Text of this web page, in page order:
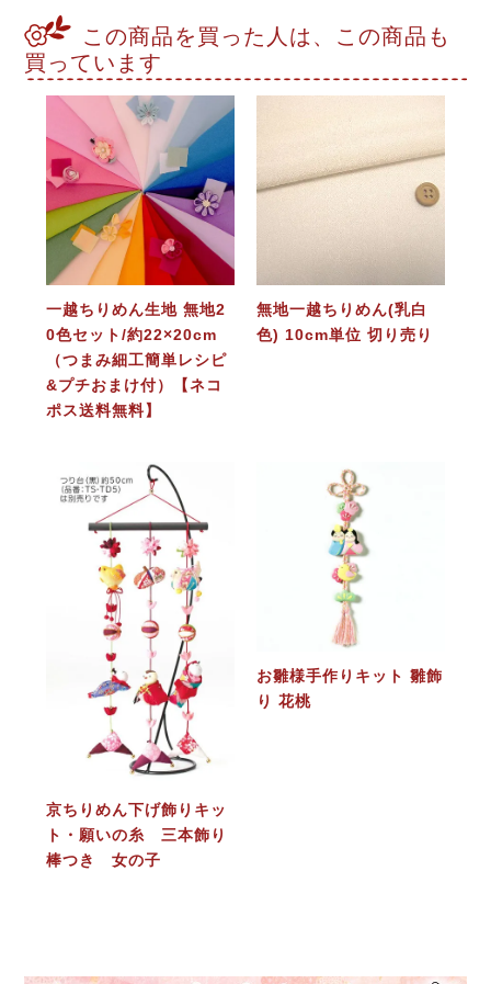
この商品を買った人は、この商品も
買っています
一越ちりめん生地 無地2
0色セット/約22×20cm
（つまみ細工簡単レシピ
&プチおまけ付）【ネコ
ポス送料無料】
無地一越ちりめん(乳白
色) 10cm単位 切り売り
京ちりめん下げ飾りキッ
ト・願いの糸 三本飾り
棒つき 女の子
お雛様手作りキット 雛飾
り 花桃